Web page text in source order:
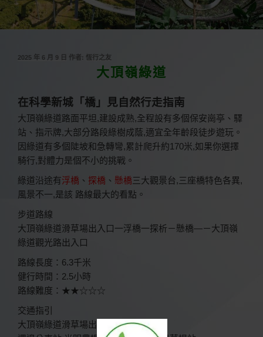
發
2025 年 6 月 9 日 作者: 恆行之友
大頂嶺綠道
在科學新城「橋」見自然行走指南
大頂嶺綠道路面平坦,建設成熟,全程設有多個保安崗亭、驛
站、指示牌,大部分路段綠樹成蔭,適宜全年齡段徒步遊玩。
因綠道有多個陡坡和急轉彎,累計爬升約170米,如果你選擇
騎行,對體力是個不小的挑戰。
綠道沿途有浮橋 、 探橋 、 懸橋三大觀景台,三座橋特色各異,
風景不一,是該 路線最大的看點。
步道路線
大頂嶺綠道滑草場出入口一浮橋一探析－懸橋—－大頂嶺
綠道觀光路出入口
路線長度：6.3千米
健行時間：2.5小時
路線難度：★★☆☆☆
交通指引
大頂嶺綠道滑草場出入口